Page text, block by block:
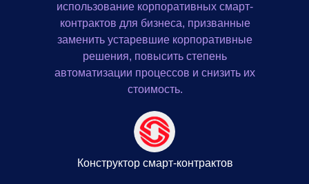
использование корпоративных смарт-
контрактов для бизнеса, призванные
заменить устаревшие корпоративные
решения, повысить степень
автоматизации процессов и снизить их
стоимость.
Конструктор смарт-контрактов